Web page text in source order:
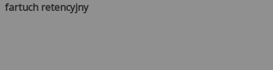
fartuch retencyjny